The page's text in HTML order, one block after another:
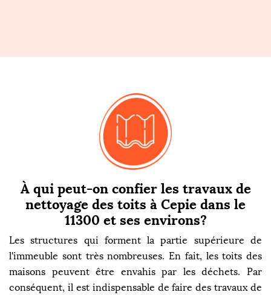
À qui peut-on confier les travaux de
nettoyage des toits à Cepie dans le
11300 et ses environs?
Les structures qui forment la partie supérieure de
l'immeuble sont très nombreuses. En fait, les toits des
maisons peuvent être envahis par les déchets. Par
conséquent, il est indispensable de faire des travaux de